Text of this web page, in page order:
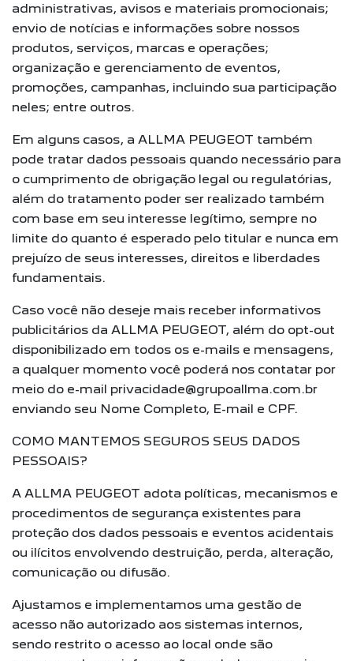
administrativas, avisos e materiais promocionais;
envio de notícias e informações sobre nossos
produtos, serviços, marcas e operações;
organização e gerenciamento de eventos,
promoções, campanhas, incluindo sua participação
neles; entre outros.
Em alguns casos, a ALLMA PEUGEOT também
pode tratar dados pessoais quando necessário para
o cumprimento de obrigação legal ou regulatórias,
além do tratamento poder ser realizado também
com base em seu interesse legítimo, sempre no
limite do quanto é esperado pelo titular e nunca em
prejuízo de seus interesses, direitos e liberdades
fundamentais.
Caso você não deseje mais receber informativos
publicitários da ALLMA PEUGEOT, além do opt-out
disponibilizado em todos os e-mails e mensagens,
a qualquer momento você poderá nos contatar por
meio do e-mail privacidade@grupoallma.com.br
enviando seu Nome Completo, E-mail e CPF.
COMO MANTEMOS SEGUROS SEUS DADOS
PESSOAIS?
A ALLMA PEUGEOT adota políticas, mecanismos e
procedimentos de segurança existentes para
proteção dos dados pessoais e eventos acidentais
ou ilícitos envolvendo destruição, perda, alteração,
comunicação ou difusão.
Ajustamos e implementamos uma gestão de
acesso não autorizado aos sistemas internos,
sendo restrito o acesso ao local onde são